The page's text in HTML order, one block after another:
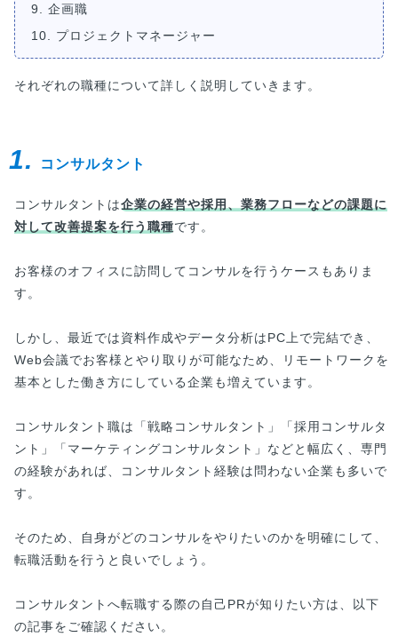
9. 企画職
10. プロジェクトマネージャー
それぞれの職種について詳しく説明していきます。
1. コンサルタント
コンサルタントは企業の経営や採用、業務フローなどの課題に
対して改善提案を行う職種です。
お客様のオフィスに訪問してコンサルを行うケースもありま
す。
しかし、最近では資料作成やデータ分析はPC上で完結でき、
Web会議でお客様とやり取りが可能なため、リモートワークを
基本とした働き方にしている企業も増えています。
コンサルタント職は「戦略コンサルタント」「採用コンサルタ
ント」「マーケティングコンサルタント」などと幅広く、専門
の経験があれば、コンサルタント経験は問わない企業も多いで
す。
そのため、自身がどのコンサルをやりたいのかを明確にして、
転職活動を行うと良いでしょう。
コンサルタントへ転職する際の自己PRが知りたい方は、以下
の記事をご確認ください。